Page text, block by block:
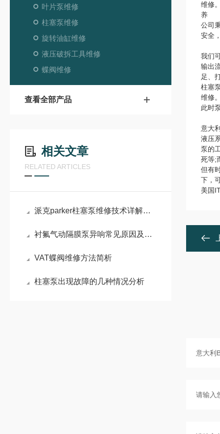
叶片泵维修
柱塞泵维修
旋转油缸维修
液压破拆工具维修
蝶阀维修
查看全部产品
相关文章
RELATED ARTICLES
派克parker柱塞泵维修技术详解：常见故障诊断与维护策略
衬氟气动隔膜泵异响常见原因及维修方法
VAT蝶阀维修方法简析
柱塞泵出现故障的几种情况分析
维修
养
公司
安全
我们
输出
足、
柱塞
维修
此时
意大
液压
泵的
死等;
但有
下，
美国